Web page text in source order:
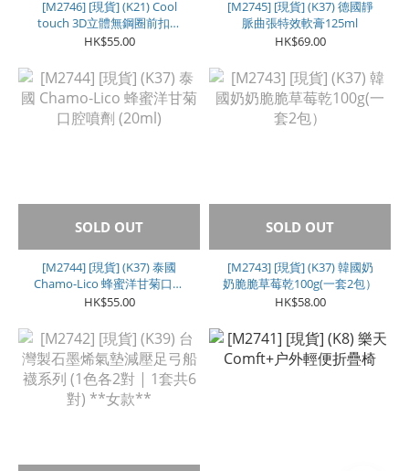
[M2746] [現貨] (K21) Cool
touch 3D立體無鋼圈前扣舒
適 Bra
HK$55.00
[M2745] [現貨] (K37) 德國靜
脈曲張特效軟膏125ml
HK$69.00
SOLD OUT
[M2744] [現貨] (K37) 泰國
Chamo-Lico 蜂蜜洋甘菊口腔
噴劑 (20ml)
HK$55.00
SOLD OUT
[M2743] [現貨] (K37) 韓國奶
奶脆脆草莓乾100g(一套2包）
HK$58.00